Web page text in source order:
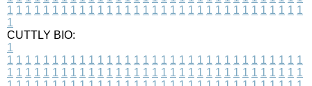
1 1 1 1 1 1 1 1 1 1 1 1 1 1 1 1 1 1 1 1 1 1 1 1 1 1 1 1 1 1 1 1 1
1
CUTTLY BIO:
1
1 1 1 1 1 1 1 1 1 1 1 1 1 1 1 1 1 1 1 1 1 1 1 1 1 1 1 1 1 1 1 1 1
1 1 1 1 1 1 1 1 1 1 1 1 1 1 1 1 1 1 1 1 1 1 1 1 1 1 1 1 1 1 1 1 1